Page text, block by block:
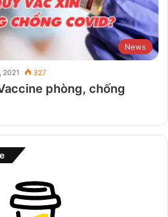
News
2021 327
phòng, chống